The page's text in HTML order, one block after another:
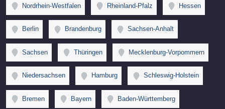
Nordrhein-Westfalen Rheinland-Pfalz Hessen
Berlin Brandenburg Sachsen-Anhalt
Sachsen Thüringen Mecklenburg-Vorpommern
Niedersachsen Hamburg Schleswig-Holstein
Bremen Bayern Baden-Württemberg